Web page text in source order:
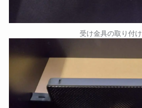
受け金具の取り付け